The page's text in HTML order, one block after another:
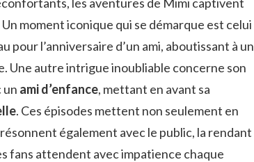
moment iconique qui se démarque est celui
pour l’anniversaire d’un ami, aboutissant à un
Une autre intrigue inoubliable concerne son
un ami d’enfance, mettant en avant sa
. Ces épisodes mettent non seulement en
également avec le public, la rendant
fans attendent avec impatience chaque